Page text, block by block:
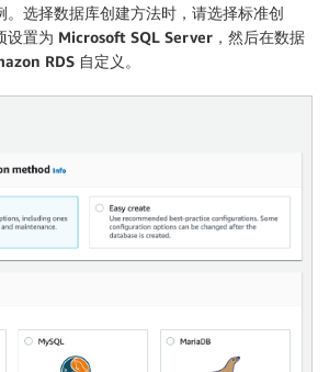
。选择数据库创建方法时，请选择标准创
设置为 Microsoft SQL Server ，然后在数据
RDS 自定义 。